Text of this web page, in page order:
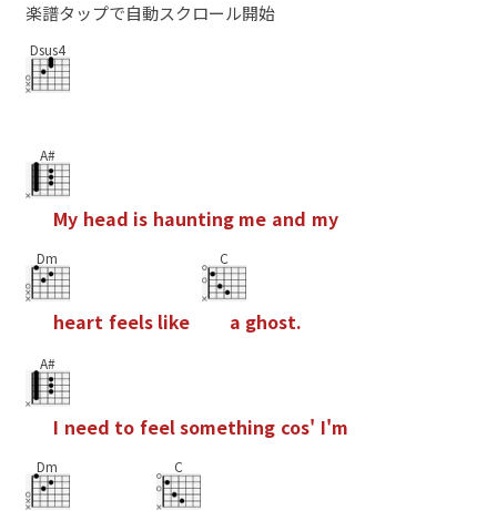
楽譜タップで自動スクロール開始
Dsus4
A#
My head is haunting me and my
Dm
heart feels like
C
a ghost.
A#
I need to feelsomething cos' I'm
Dm C